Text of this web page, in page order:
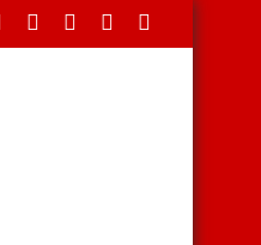
วามสมบูรณ์ของผืนป่า